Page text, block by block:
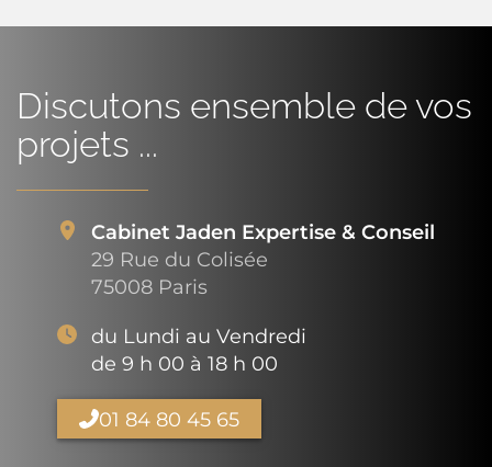
Discutons ensemble de vos
projets ...
Cabinet Jaden Expertise & Conseil
29 Rue du Colisée
75008 Paris
du Lundi au Vendredi
de 9 h 00 à 18 h 00
01 84 80 45 65